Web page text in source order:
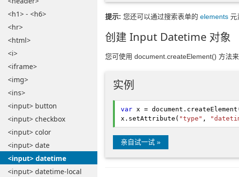
<h1> - <h6>
<hr>
<html>
<i>
<iframe>
<img>
<ins>
<input> button
<input> checkbox
<input> color
<input> date
<input> datetime
<input> datetime-local
提示: 您还可以通过搜索表单的 elements 元
创建 Input Datetime 对象
您可使用 document.createElement() 方法
实例
var x = document. createElement
x. setAttribute ( "type" ,
亲自试一试 »